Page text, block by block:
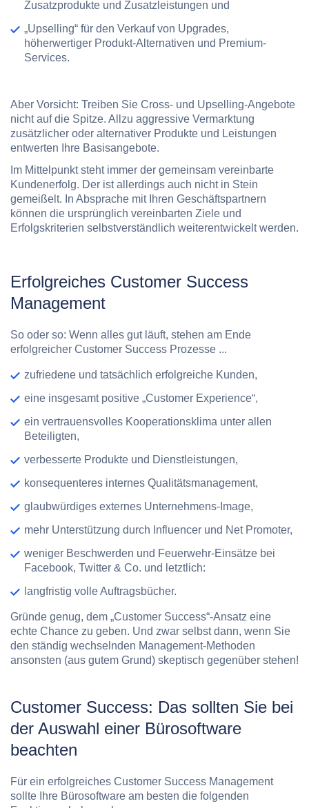
Zusatzprodukte und Zusatzleistungen und
„Upselling“ für den Verkauf von Upgrades,
höherwertiger Produkt-Alternativen und Premium-
Services.
Aber Vorsicht: Treiben Sie Cross- und Upselling-Angebote
nicht auf die Spitze. Allzu aggressive Vermarktung
zusätzlicher oder alternativer Produkte und Leistungen
entwerten Ihre Basisangebote.
Im Mittelpunkt steht immer der gemeinsam vereinbarte
Kundenerfolg. Der ist allerdings auch nicht in Stein
gemeißelt. In Absprache mit Ihren Geschäftspartnern
können die ursprünglich vereinbarten Ziele und
Erfolgskriterien selbstverständlich weiterentwickelt werden.
Erfolgreiches Customer Success
Management
So oder so: Wenn alles gut läuft, stehen am Ende
erfolgreicher Customer Success Prozesse ...
zufriedene und tatsächlich erfolgreiche Kunden,
eine insgesamt positive „Customer Experience“,
ein vertrauensvolles Kooperationsklima unter allen
Beteiligten,
verbesserte Produkte und Dienstleistungen,
konsequenteres internes Qualitätsmanagement,
glaubwürdiges externes Unternehmens-Image,
mehr Unterstützung durch Influencer und Net Promoter,
weniger Beschwerden und Feuerwehr-Einsätze bei
Facebook, Twitter & Co. und letztlich:
langfristig volle Auftragsbücher.
Gründe genug, dem „Customer Success“-Ansatz eine
echte Chance zu geben. Und zwar selbst dann, wenn Sie
den ständig wechselnden Management-Methoden
ansonsten (aus gutem Grund) skeptisch gegenüber stehen!
Customer Success: Das sollten Sie bei
der Auswahl einer Bürosoftware
beachten
Für ein erfolgreiches Customer Success Management
sollte Ihre Bürosoftware am besten die folgenden